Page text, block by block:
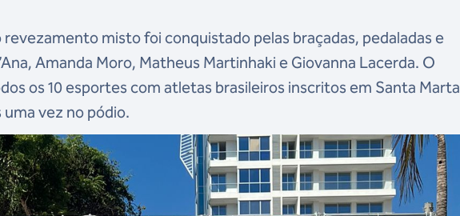
misto foi conquistado pelas braçadas, pedaladas e
Amanda Moro, Matheus Martinhaki e Giovanna Lacerda. O
os 10 esportes com atletas brasileiros inscritos em Santa Marta
uma vez no pódio.